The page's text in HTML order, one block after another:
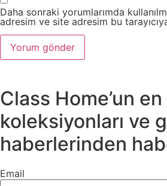
Daha sonraki yorumlarımda
adresim ve site adresim bu
Class Home’un
koleksiyonları ve
haberlerinden
Email